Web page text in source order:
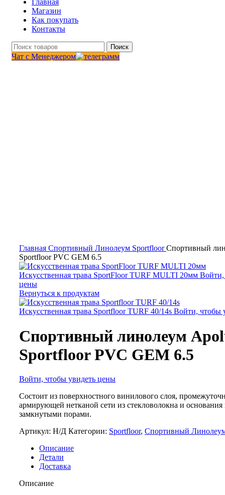
Главная
Магазин
Как покупать
Контакты
Поиск
Чат с Менеджером
Главная Спортивный Линолеум SportfloorСпортивный
Sportfloor PVC GEM 6.5
Искусственная трава SportFloor TURF MULTI 20мм Войти,
цены
Вернуться к продуктам
Искусственная трава Sportfloor TURF 40/14s Войти, чтобы
Спортивный линолеум
Sportfloor PVC GEM 6.5
Войти, чтобы увидеть цены
Состоит из поверхностного винилового слоя,
армирующей нетканой сети из стекловолокна и
замкнутыми порами.
Артикул: Н/Д Категории: Sportfloor, Спортивный
Описание
Детали
Доставка
Описание